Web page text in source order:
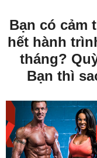
Bạn có cảm
hết hành
tháng?
Bạn thì